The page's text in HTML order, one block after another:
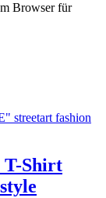
Browser für
T-Shirt